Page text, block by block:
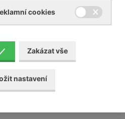
cookies
Zakázat vše
nastavení